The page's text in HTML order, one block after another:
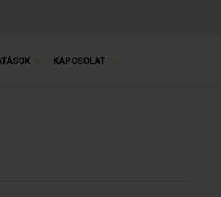
KAPCSOLAT